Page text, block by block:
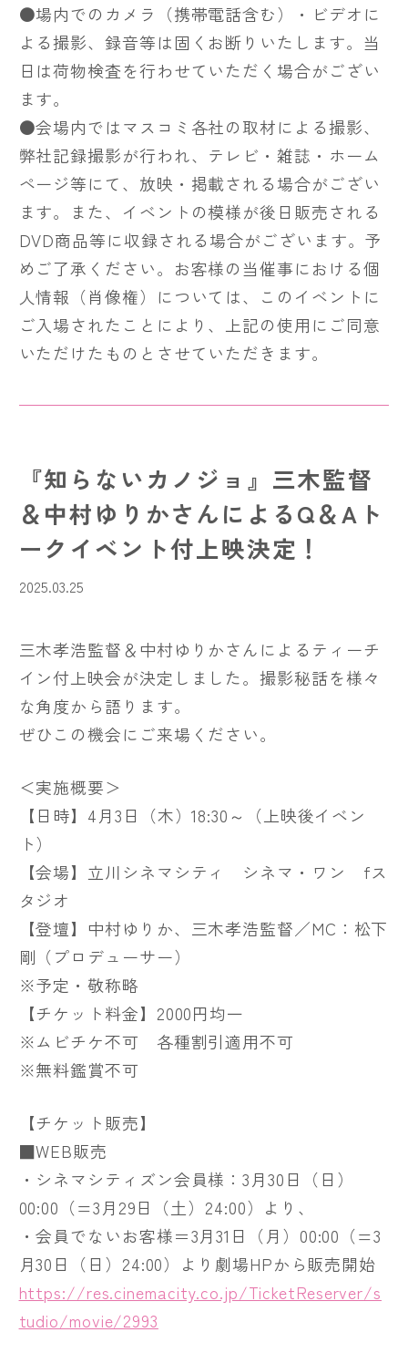
●場内でのカメラ（携帯電話含む）・ビデオに
よる撮影、録音等は固くお断りいたします。当
日は荷物検査を行わせていただく場合がござい
ます。
●会場内ではマスコミ各社の取材による撮影、
弊社記録撮影が行われ、テレビ・雑誌・ホーム
ページ等にて、放映・掲載される場合がござい
ます。また、イベントの模様が後日販売される
DVD商品等に収録される場合がございます。予
めご了承ください。お客様の当催事における個
人情報（肖像権）については、このイベントに
ご入場されたことにより、上記の使用にご同意
いただけたものとさせていただきます。
『知らないカノジョ』三木監督
＆中村ゆりかさんによるQ＆Aト
ークイベント付上映決定！
2025.03.25
三木孝浩監督＆中村ゆりかさんによるティーチ
イン付上映会が決定しました。撮影秘話を様々
な角度から語ります。
ぜひこの機会にご来場ください。
＜実施概要＞
【日時】4月3日（木）18:30～（上映後イベン
ト）
【会場】立川シネマシティ シネマ・ワン fス
タジオ
【登壇】中村ゆりか、三木孝浩監督／MC：松下
剛（プロデューサー）
※予定・敬称略
【チケット料金】2000円均一
※ムビチケ不可 各種割引適用不可
※無料鑑賞不可
【チケット販売】
■WEB販売
・シネマシティズン会員様：3月30日（日）
00:00（=3月29日（土）24:00）より、
・会員でないお客様＝3月31日（月）00:00（=3
月30日（日）24:00）より劇場HPから販売開始
https://res.cinemacity.co.jp/TicketReserver/s
tudio/movie/2993